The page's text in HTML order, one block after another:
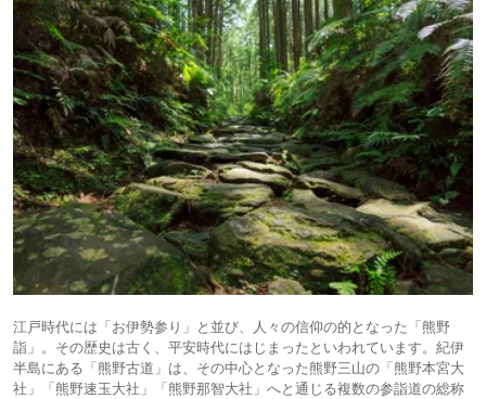
江戸時代には「お伊勢参り」と並び、人々の信仰の的となった「熊野
詣」。その歴史は古く、平安時代にはじまったといわれています。紀伊
半島にある「熊野古道」は、その中心となった熊野三山の「熊野本宮大
社」「熊野速玉大社」「熊野那智大社」へと通じる複数の参詣道の総称